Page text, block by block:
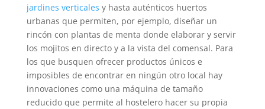
jardines verticales y hasta auténticos huertos
urbanas que permiten, por ejemplo, diseñar un
rincón con plantas de menta donde elaborar y servir
los mojitos en directo y a la vista del comensal. Para
los que busquen ofrecer productos únicos e
imposibles de encontrar en ningún otro local hay
innovaciones como una máquina de tamaño
reducido que permite al hostelero hacer su propia